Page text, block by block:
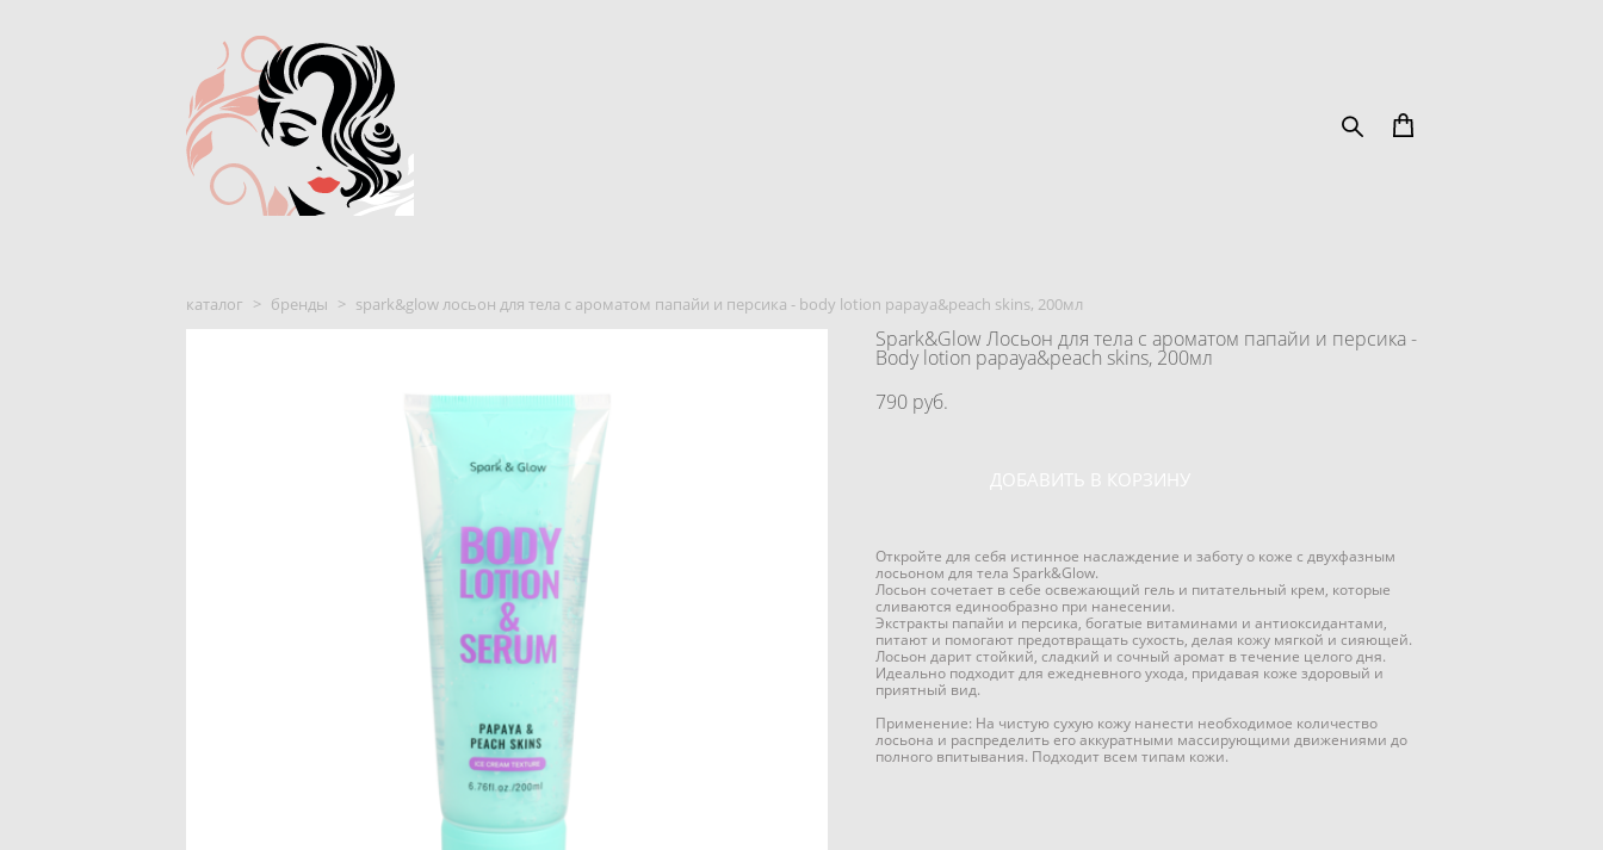
каталог > бренды > spark&glow лосьон для тела с ароматом папайи и персика - body lotion papaya&peach skins, 200мл
Spark&Glow Лосьон для тела с ароматом папайи и персика -
Body lotion papaya&peach skins, 200мл
790 pуб.
ДОБАВИТЬ В КОРЗИНУ
Откройте для себя истинное наслаждение и заботу о коже с двухфазным
лосьоном для тела Spark&Glow.
Лосьон сочетает в себе освежающий гель и питательный крем, которые
сливаются единообразно при нанесении.
Экстракты папайи и персика, богатые витаминами и антиоксидантами,
питают и помогают предотвращать сухость, делая кожу мягкой и сияющей.
Лосьон дарит стойкий, сладкий и сочный аромат в течение целого дня.
Идеально подходит для ежедневного ухода, придавая коже здоровый и
приятный вид.
Применение: На чистую сухую кожу нанести необходимое количество
лосьона и распределить его аккуратными массирующими движениями до
полного впитывания. Подходит всем типам кожи.